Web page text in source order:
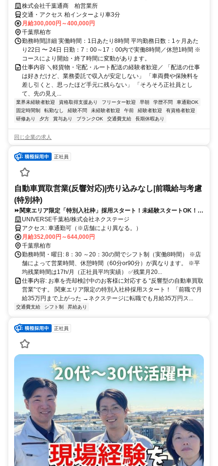
株式会社千葉通商 柏営業所
交通・アクセス 柏インターより車3分
月給300,000円～400,000円
千葉県柏市
勤務時間詳細 実働時間：1日あたり8時間 平均勤務日数：1ヶ月あた
り22日 〜 24日 日勤：7：00～17：00内で実働8時間／休憩1時間 ※
コースにより開始・終了時間に変動があります。
仕事内容 ＼軽貨物・宅配・ルート配送の経験者歓迎／ 「配送の仕事
は好きだけど、業務委託で収入が安定しない」 「車両費や保険料を
差し引くと、思ったほど手元に残らない」 「そろそろ正社員とし
て、先の見え...
業界未経験者歓迎 資格取得支援あり フリーター歓迎 早朝 学歴不問
車通勤OK
固定時間制
転勤なし 経験不問 未経験者歓迎 午前 経験者歓迎
有資格者歓迎
研修あり
夕方 賞与あり ブランクOK 交通費支給 長期休暇あり
同じ企業の求人
正社員
自動車買取営業(反響対応)|売り込みなし|前職給与考慮
(特別枠)
⏩️関東エリア限定「特別入社枠」採用スタート！未経験スタートOK！
20代30代活躍中！※要普通自動車免許
UNIVERSE千葉柏/株式会社ネクステージ
アクセス: 車通勤可（※店舗により異なる。）
月給352,000円～644,000円
千葉県柏市
勤務時間・曜日: 8：30 ～20：30の間でシフト制（実働8時間） ※店
舗によって営業時間、休憩時間（60分or90分）が異なります。 ※平
均残業時間は17h/月（正社員平均実績） ✅残業月20...
仕事内容: お車を売却検討中のお客様に対応する “反響型の自動車買取
営業”です。 関東エリア限定の特別入社枠採用スタート！ 「前職で月
給35万円まで上がった →ネクステージに転職でも月給35万円ス...
交通費支給 シフト制 昇給あり
正社員